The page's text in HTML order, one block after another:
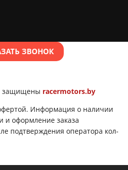
ЗВОНОК
защищены racermotors.by
Информация о наличии
и оформление заказа
подтверждения оператора кол-